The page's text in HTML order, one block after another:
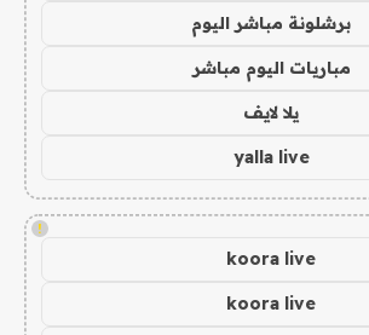
برشلونة مباشر اليوم
مباريات اليوم مباشر
يلا لايف
yalla live
!
koora live
koora live